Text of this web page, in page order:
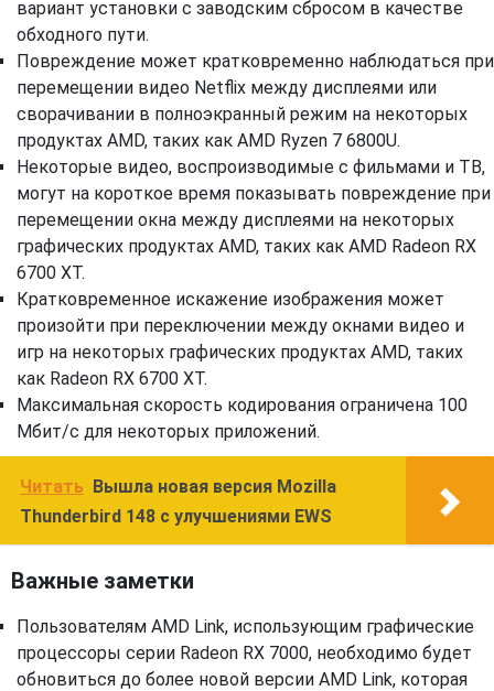
вариант установки с заводским сбросом в качестве
обходного пути.
Повреждение может кратковременно наблюдаться при
перемещении видео Netflix между дисплеями или
сворачивании в полноэкранный режим на некоторых
продуктах AMD, таких как AMD Ryzen 7 6800U​.
Некоторые видео, воспроизводимые с фильмами и ТВ,
могут на короткое время показывать повреждение при
перемещении окна между дисплеями на некоторых
графических продуктах AMD, таких как AMD Radeon RX
6700 XT.
Кратковременное искажение изображения может
произойти при переключении между окнами видео и
игр на некоторых графических продуктах AMD, таких
как Radeon RX 6700 XT.
Максимальная скорость кодирования ограничена 100
Мбит/с для некоторых приложений.
Читать Вышла новая версия Mozilla
Thunderbird 148 с улучшениями EWS
Важные заметки
Пользователям AMD Link, использующим графические
процессоры серии Radeon RX 7000, необходимо будет
обновиться до более новой версии AMD Link, которая